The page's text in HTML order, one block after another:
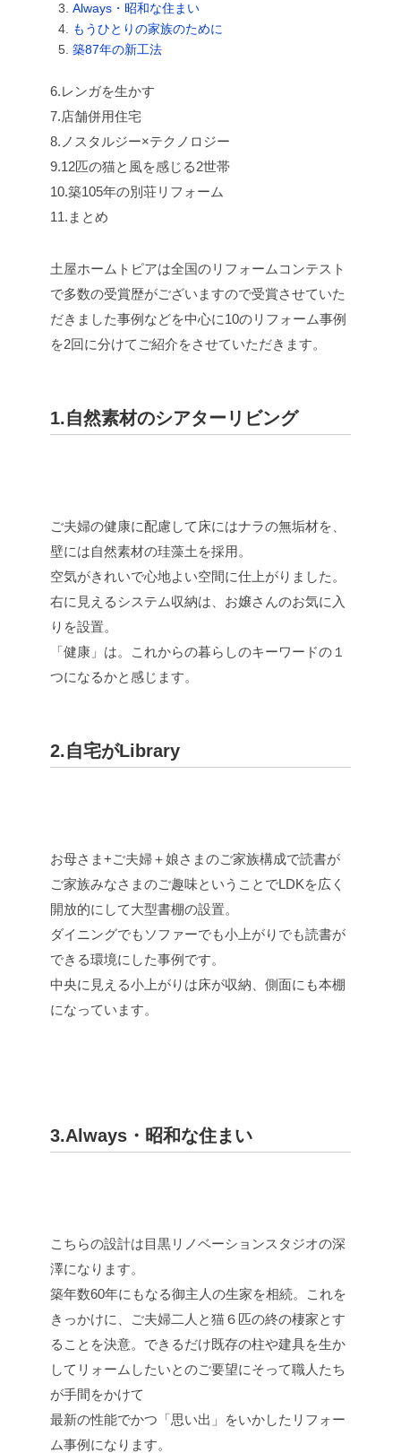
Always・昭和な住まい
もうひとりの家族のために
築87年の新工法
6.レンガを生かす
7.店舗併用住宅
8.ノスタルジー×テクノロジー
9.12匹の猫と風を感じる2世帯
10.築105年の別荘リフォーム
11.まとめ
土屋ホームトピアは全国のリフォームコンテスト
で多数の受賞歴がございますので受賞させていた
だきました事例などを中心に10のリフォーム事例
を2回に分けてご紹介をさせていただきます。
1.自然素材のシアターリビング
ご夫婦の健康に配慮して床にはナラの無垢材を、
壁には自然素材の珪藻土を採用。
空気がきれいで心地よい空間に仕上がりました。
右に見えるシステム収納は、お嬢さんのお気に入
りを設置。
「健康」は。これからの暮らしのキーワードの１
つになるかと感じます。
2.自宅がLibrary
お母さま+ご夫婦＋娘さまのご家族構成で読書が
ご家族みなさまのご趣味ということでLDKを広く
開放的にして大型書棚の設置。
ダイニングでもソファーでも小上がりでも読書が
できる環境にした事例です。
中央に見える小上がりは床が収納、側面にも本棚
になっています。
3.Always・昭和な住まい
こちらの設計は目黒リノベーションスタジオの深
澤になります。
築年数60年にもなる御主人の生家を相続。これを
きっかけに、ご夫婦二人と猫６匹の終の棲家とす
ることを決意。できるだけ既存の柱や建具を生か
してリォームしたいとのご要望にそって職人たち
が手間をかけて
最新の性能でかつ「思い出」をいかしたリフォー
ム事例になります。